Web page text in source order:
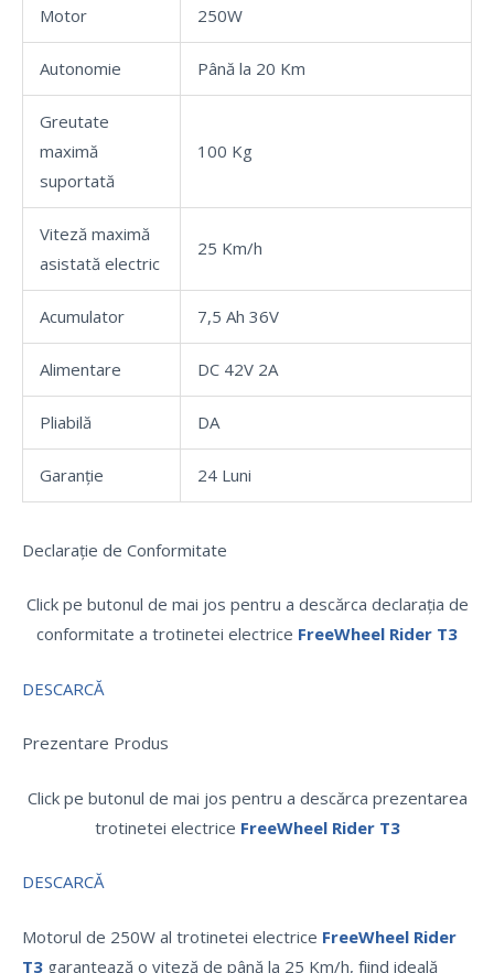
Motor 250W
Autonomie Până la 20 Km
Greutate
maximă
suportată
100 Kg
Viteză maximă
asistată electric
25 Km/h
Acumulator 7,5 Ah 36V
Alimentare DC 42V 2A
Pliabilă DA
Garanție 24 Luni
Declarație de Conformitate
Click pe butonul de mai jos pentru a descărca declarația de
conformitate a trotinetei electrice FreeWheel Rider T3
DESCARCĂ
Prezentare Produs
Click pe butonul de mai jos pentru a descărca prezentarea
trotinetei electrice FreeWheel Rider T3
DESCARCĂ
Motorul de 250W al trotinetei electrice FreeWheel Rider
T3 garantează o viteză de până la 25 Km/h, fiind ideală